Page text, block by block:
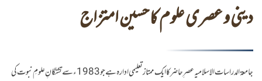
دینی و عصری علوم کا حسین امتزاج
جامعۃ الدراسات الاسلامیہ عصرِ حاضر کا ایک ممتاز تعلیمی ادارہ ہے جو 1983ء سے تشنگانِ علومِ نبوت کی